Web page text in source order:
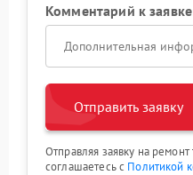
Комментарий к
Отправить заявку
Отправляя заявку на
соглашаетесь с Политикой